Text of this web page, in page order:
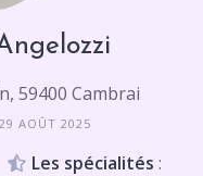
59400 Cambrai
AOÛT 2025
Les spécialités :